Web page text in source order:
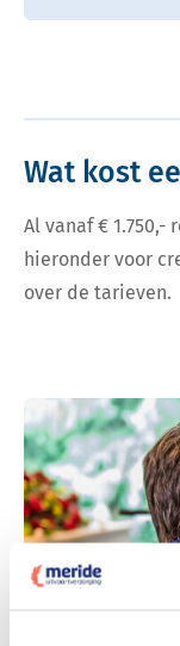
Wat kost
Al vanaf €
hieronder voor
over de tarieven.
Bekijk tarieven